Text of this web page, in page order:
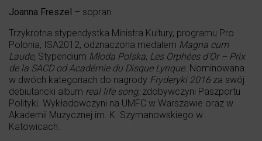
Joanna Freszel – sopran
Trzykrotna stypendystka Ministra Kultury, programu Pro
Polonia, ISA2012, odznaczona medalem Magna cum
Laude, Stypendium Młoda Polska, Les Orphées d’Or – Prix
de la SACD od Académie du Disque Lyrique. Nominowana
w dwóch kategoriach do nagrody Fryderyki 2016 za swój
debiutancki album real life song;zdobywczyni Paszportu
Polityki. Wykładowczyni na UMFC w Warszawie oraz w
Akademii Muzycznej im. K. Szymanowskiego w
Katowicach.